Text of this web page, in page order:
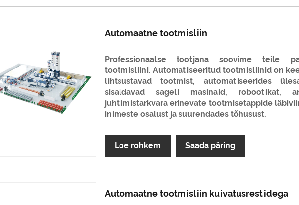
Automaatne tootmisliin
Professionaalse tootjana soovime teile
tootmisliini. Automatiseeritud tootmisliinid on
lihtsustavad tootmist, automatiseerides
sisaldavad sageli masinaid, robootikat,
juhtimistarkvara erinevate tootmisetappide
inimeste osalust ja suurendades tõhusust.
Loe rohkem Saada päring
Automaatne tootmisliin kuivatusrestidega